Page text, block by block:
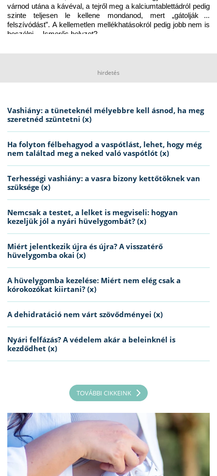
várnod utána a kávéval, a tejről meg a kalciumtablettádról pedig
szinte teljesen le kellene mondanod, mert „gátolják a
felszívódást”. A kellemetlen mellékhatásokról pedig jobb nem is
beszélni… Ismerős helyzet?
hirdetés
Vashiány: a tüneteknél mélyebbre kell ásnod, ha meg
szeretnéd szüntetni (x)
Ha folyton félbehagyod a vaspótlást, lehet, hogy még
nem találtad meg a neked való vaspótlót (x)
Terhességi vashiány: a vasra bizony kettőtöknek van
szüksége (x)
Nemcsak a testet, a lelket is megviseli: hogyan
kezeljük jól a nyári hüvelygombát? (x)
Miért jelentkezik újra és újra? A visszatérő
hüvelygomba okai (x)
A hüvelygomba kezelése: Miért nem elég csak a
kórokozókat kiirtani? (x)
A dehidratáció nem várt szövődményei (x)
Nyári felfázás? A védelem akár a beleinknél is
kezdődhet (x)
TOVÁBBI CIKKEINK